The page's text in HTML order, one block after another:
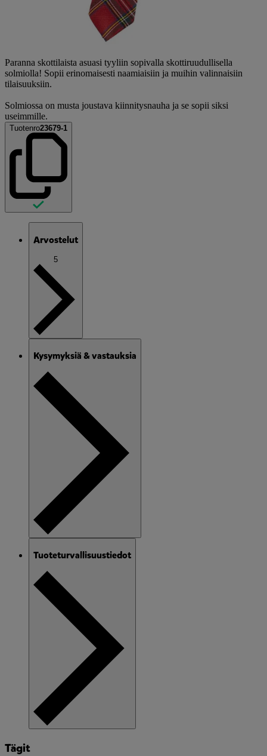
Paranna skottilaista asuasi tyyliin sopivalla skottiruudullisella
solmiolla! Sopii erinomaisesti naamiaisiin ja muihin valinnaisiin
tilaisuuksiin.
Solmiossa on musta joustava kiinnitysnauha ja se sopii siksi
useimmille.
Tuotenro23679-1
Arvostelut
5
Kysymyksiä & vastauksia
Tuoteturvallisuustiedot
Tägit